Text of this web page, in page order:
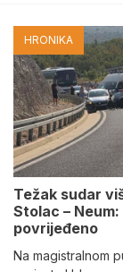
HRONIKA
Težak sudar
Stolac –
povrijeđeno
Na magistralnom